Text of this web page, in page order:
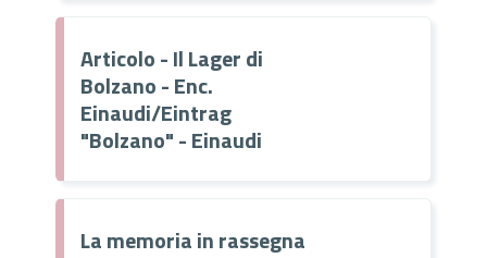
Articolo - Il Lager di
Bolzano - Enc.
Einaudi/Eintrag
"Bolzano" - Einaudi
La memoria in rassegna